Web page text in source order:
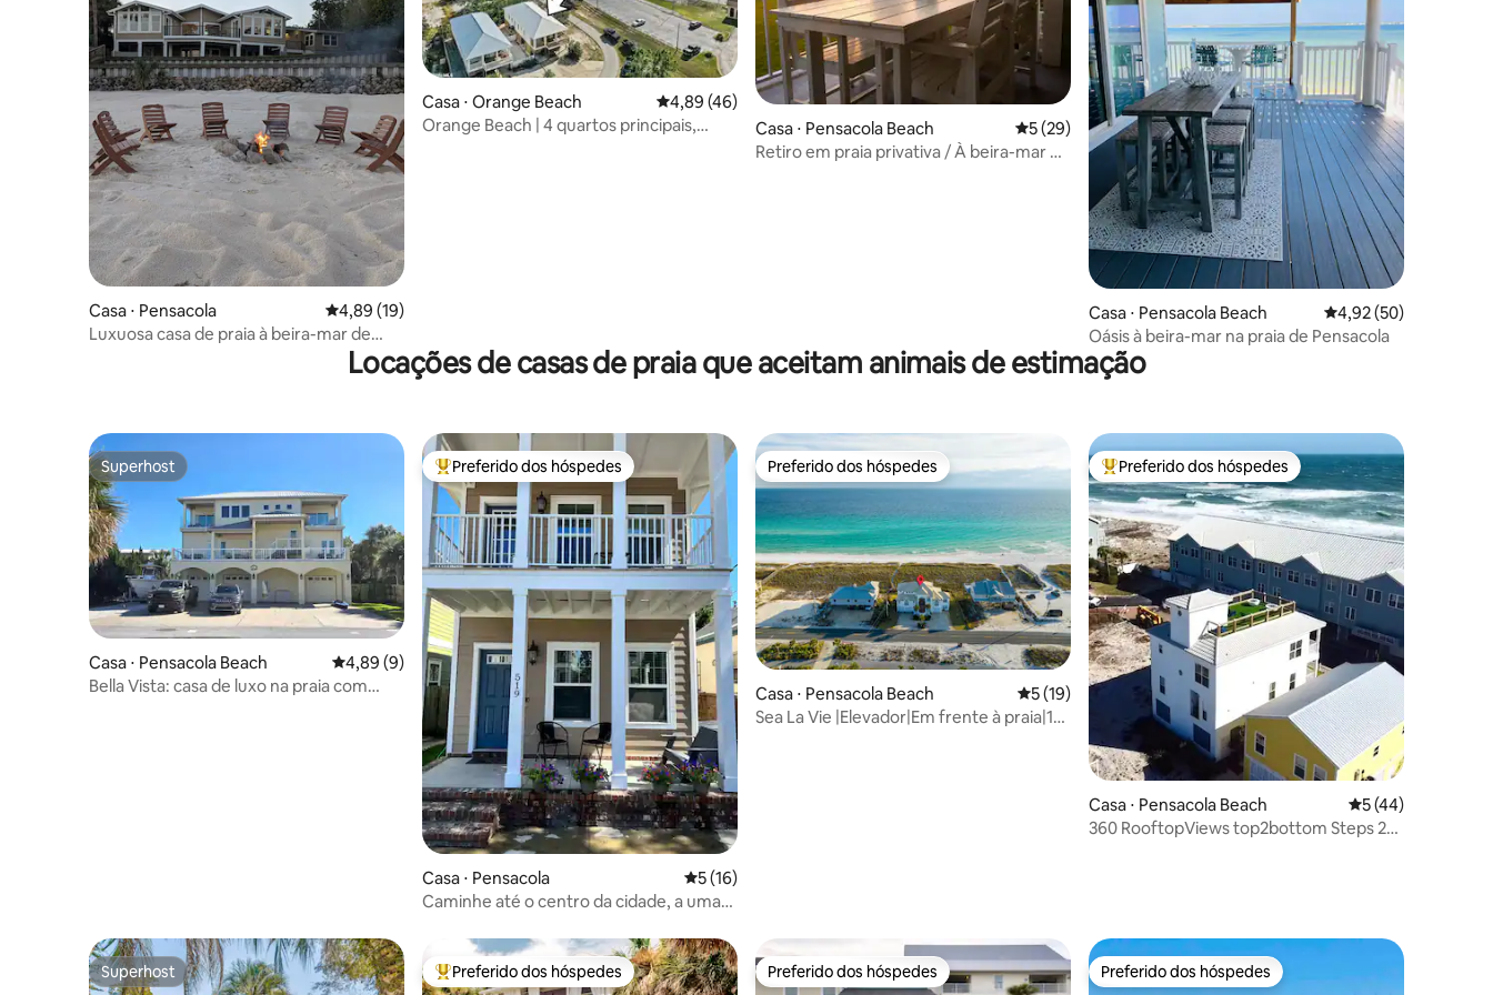
Casa ⋅ Pensacola 4,89 de uma avaliação média de 5, 19 avaliações
4,89 (19)
Luxuosa casa de praia à beira-mar de
Casa ⋅ Orange Beach 4,89 de uma avaliação média de 5, 46 avaliações
4,89 (46)
Orange Beach | 4 quartos principais,
Casa ⋅ Pensacola Beach 5 de uma avaliação média de 5, 29 avaliações
5 (29)
Retiro em praia privativa / À beira-mar +
Casa ⋅ Pensacola Beach 4,92 de uma
4,92 (50)
Oásis à beira-mar na praia de Pensacola
Locações de casas de praia que aceitam animais de estimação
Superhost
Superhost
Casa ⋅ Pensacola Beach 4,89 de uma avaliação média de 5, 9 avaliações
4,89 (9)
Bella Vista: casa de luxo na praia com
Entre os melhores preferidos dos hóspedes
Preferido dos hóspedes
Casa ⋅ Pensacola 5 de uma avaliação média de 5, 16 avaliações
5 (16)
Caminhe até o centro da cidade, a uma
Preferido dos hóspedes
Preferido dos hóspedes
Casa ⋅ Pensacola Beach 5 de uma avaliação média de 5, 19 avaliações
5 (19)
Sea La Vie |Elevador|Em frente à praia|19
Entre os melhores preferidos dos hóspedes
Preferido dos hóspedes
Casa ⋅ Pensacola Beach 5 de uma
5 (44)
360 RooftopViews top2bottom Steps 2
Superhost
Superhost Entre os melhores preferidos dos hóspedes
Preferido dos hóspedes Preferido dos hóspedes
Preferido dos hóspedes Preferido dos hóspedes
Preferido dos hóspedes